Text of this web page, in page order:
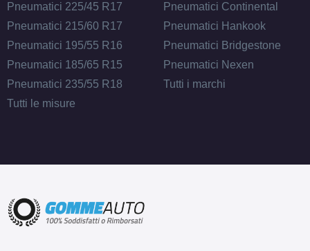
Pneumatici 225/45 R17
Pneumatici 215/60 R17
Pneumatici 195/55 R16
Pneumatici 185/65 R15
Pneumatici 235/55 R18
Tutti le misure
Pneumatici Continental
Pneumatici Hankook
Pneumatici Bridgestone
Pneumatici Nexen
Tutti i marchi